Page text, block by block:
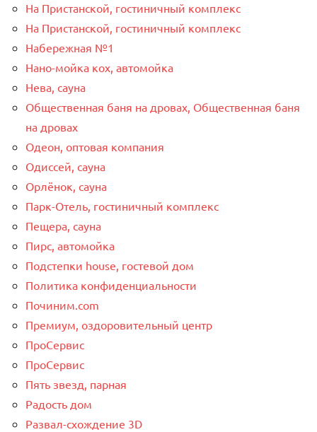
На Пристанской, гостиничный комплекс
На Пристанской, гостиничный комплекс
Набережная №1
Нано-мойка кох, автомойка
Нева, сауна
Общественная баня на дровах, Общественная баня
на дровах
Одеон, оптовая компания
Одиссей, сауна
Орлёнок, сауна
Парк-Отель, гостиничный комплекс
Пещера, сауна
Пирс, автомойка
Подстепки house, гостевой дом
Политика конфиденциальности
Починим.com
Премиум, оздоровительный центр
ПроСервис
ПроСервис
Пять звезд, парная
Радость дом
Развал-схождение 3D